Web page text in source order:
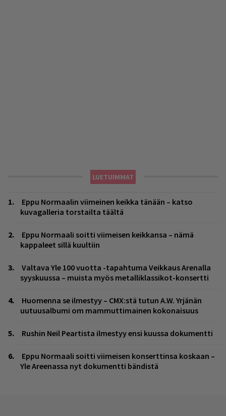
LUETUIMMAT
Eppu Normaalin viimeinen keikka tänään – katso
kuvagalleria torstailta täältä
Eppu Normaali soitti viimeisen keikkansa – nämä
kappaleet sillä kuultiin
Valtava Yle 100 vuotta -tapahtuma Veikkaus Arenalla
syyskuussa – muista myös metalliklassikot-konsertti
Huomenna se ilmestyy – CMX:stä tutun A.W. Yrjänän
uutuusalbumi om mammuttimainen kokonaisuus
Rushin Neil Peartista ilmestyy ensi kuussa dokumentti
Eppu Normaali soitti viimeisen konserttinsa koskaan –
Yle Areenassa nyt dokumentti bändistä